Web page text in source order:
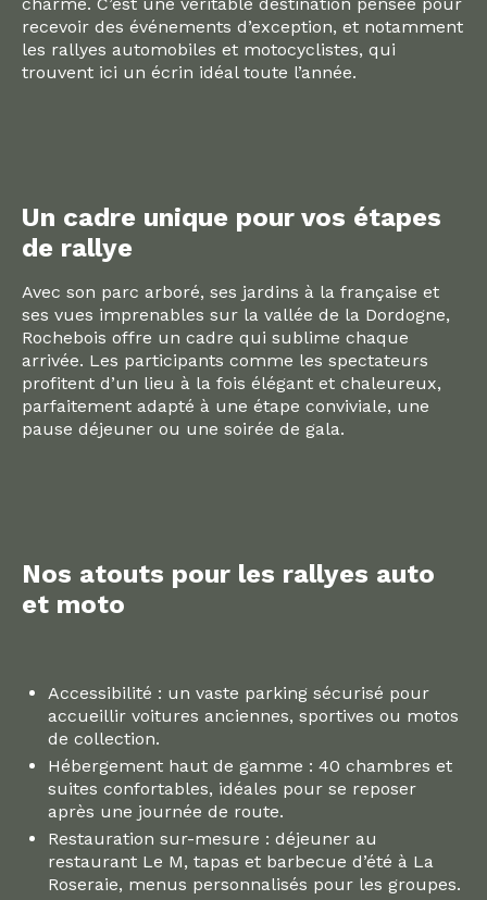
recevoir des événements d’exception, et notamment
les rallyes automobiles et motocyclistes, qui
trouvent ici un écrin idéal toute l’année.
Un cadre unique pour vos étapes
de rallye
Avec son parc arboré, ses jardins à la française et
ses vues imprenables sur la vallée de la Dordogne,
Rochebois offre un cadre qui sublime chaque
arrivée. Les participants comme les spectateurs
profitent d’un lieu à la fois élégant et chaleureux,
parfaitement adapté à une étape conviviale, une
pause déjeuner ou une soirée de gala.
Nos atouts pour les rallyes auto
et moto
Accessibilité : un vaste parking sécurisé pour
accueillir voitures anciennes, sportives ou motos
de collection.
Hébergement haut de gamme : 40 chambres et
suites confortables, idéales pour se reposer
après une journée de route.
Restauration sur-mesure : déjeuner au
restaurant Le M, tapas et barbecue d’été à La
Roseraie, menus personnalisés pour les groupes.